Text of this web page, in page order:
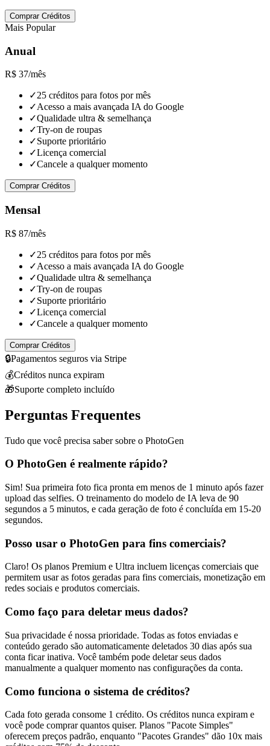
Comprar Créditos
Mais Popular
Anual
R$ 37/mês
✓25 créditos para fotos por mês
✓Acesso a mais avançada IA do Google
✓Qualidade ultra & semelhança
✓Try-on de roupas
✓Suporte prioritário
✓Licença comercial
✓Cancele a qualquer momento
Comprar Créditos
Mensal
R$ 87/mês
✓25 créditos para fotos por mês
✓Acesso a mais avançada IA do Google
✓Qualidade ultra & semelhança
✓Try-on de roupas
✓Suporte prioritário
✓Licença comercial
✓Cancele a qualquer momento
Comprar Créditos
🔒Pagamentos seguros via Stripe
💰Créditos nunca expiram
🎁Suporte completo incluído
Perguntas Frequentes
Tudo que você precisa saber sobre o PhotoGen
O PhotoGen é realmente rápido?
Sim! Sua primeira foto fica pronta em menos de 1 minuto após fazer
upload das selfies. O treinamento do modelo de IA leva de 90
segundos a 5 minutos, e cada geração de foto é concluída em 15-20
segundos.
Posso usar o PhotoGen para fins comerciais?
Claro! Os planos Premium e Ultra incluem licenças comerciais que
permitem usar as fotos geradas para fins comerciais, monetização em
redes sociais e produtos comerciais.
Como faço para deletar meus dados?
Sua privacidade é nossa prioridade. Todas as fotos enviadas e
conteúdo gerado são automaticamente deletados 30 dias após sua
conta ficar inativa. Você também pode deletar seus dados
manualmente a qualquer momento nas configurações da conta.
Como funciona o sistema de créditos?
Cada foto gerada consome 1 crédito. Os créditos nunca expiram e
você pode comprar quantos quiser. Planos "Pacote Simples"
oferecem preços padrão, enquanto "Pacotes Grandes" dão 10x mais